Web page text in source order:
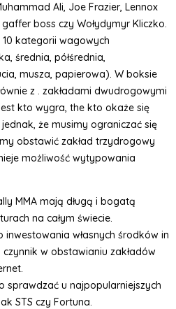
Ali, Joe Frazier, Lennox
boss czy Wołydymyr Kliczko.
kategorii wagowych
średnia, półśrednia,
musza, papierowa). W boksie
z . zakładami dwudrogowymi
kto wygra, the kto okaże się
że musimy ograniczać się
obstawić zakład trzydrogowy
możliwość wytypowania
MMA mają długą i bogatą
na całym świecie.
inwestowania własnych środków in
w obstawianiu zakładów
sprawdzać u najpopularniejszych
STS czy Fortuna.